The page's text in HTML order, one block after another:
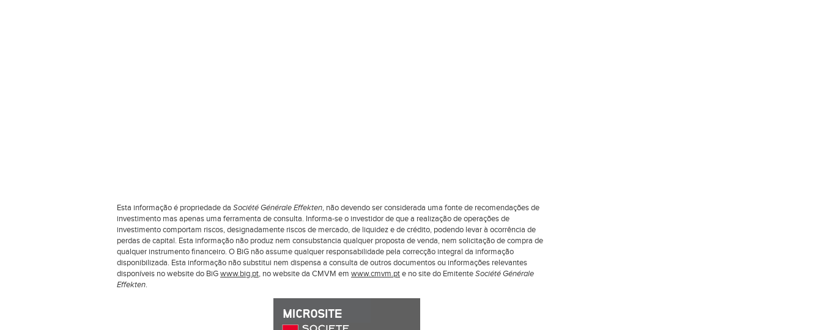
Esta informação é propriedade da Société Générale Effekten, não devendo ser considerada uma fonte de recomendações de
investimento mas apenas uma ferramenta de consulta. Informa-se o investidor de que a realização de operações de
investimento comportam riscos, designadamente riscos de mercado, de liquidez e de crédito, podendo levar à ocorrência de
perdas de capital. Esta informação não produz nem consubstancia qualquer proposta de venda, nem solicitação de compra de
qualquer instrumento financeiro. O BiG não assume qualquer responsabilidade pela correcção integral da informação
disponibilizada. Esta informação não substitui nem dispensa a consulta de outros documentos ou informações relevantes
disponíveis no website do BiGwww.big.pt, no website da CMVM em www.cmvm.pte no site do EmitenteSociété Générale
Effekten.